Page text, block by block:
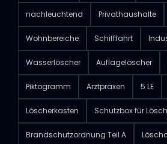
nachleuchtend Privathaushalte
Wohnbereiche Schifffahrt
Wasserlöscher Auflagelöscher
Piktogramm Arztpraxen 5 LE
Löscherkasten Schutzbox für
Brandschutzordnung Teil A